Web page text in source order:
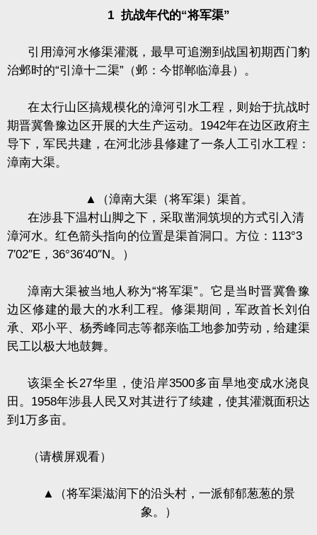
1抗战年代的“将军渠”
引用漳河水修渠灌溉，最早可追溯到战国初期西门豹
治邺时的“引漳十二渠”（邺：今邯郸临漳县）。
在太行山区搞规模化的漳河引水工程，则始于抗战时
期晋冀鲁豫边区开展的大生产运动。 1942年在边区政府主
导下，军民共建，在河北涉县修建了一条人工引水工程：
漳南大渠。
▲
（漳南大渠（将军渠）渠首。
在涉县下温村山脚之下，采取凿洞筑坝的方式引入清
漳河水。红色箭头指向的位置是渠首洞口。方位： 113°3
7′02″E ， 36°36′40″N。）
漳南大渠被当地人称为“将军渠”。它是当时晋冀鲁豫
边区修建的最大的水利工程。修渠期间，军政首长刘伯
承、邓小平、杨秀峰同志等都亲临工地参加劳动，给建渠
民工以极大地鼓舞。
该渠全长27华里，使沿岸3500多亩旱地变成水浇良
田。 1958年涉县人民又对其进行了续建，使其灌溉面积达
到 1万多亩。
（请横屏观看）
▲
（将军渠滋润下的沿头村，一派郁郁葱葱的景
象。）